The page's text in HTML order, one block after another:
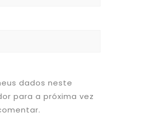
dados neste
para a próxima vez